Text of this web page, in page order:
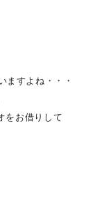
すよね・・・
をお借りして